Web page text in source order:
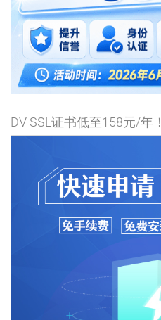
DV SSL证书低至158元/年！